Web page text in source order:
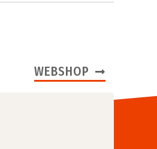
WEBSHOP